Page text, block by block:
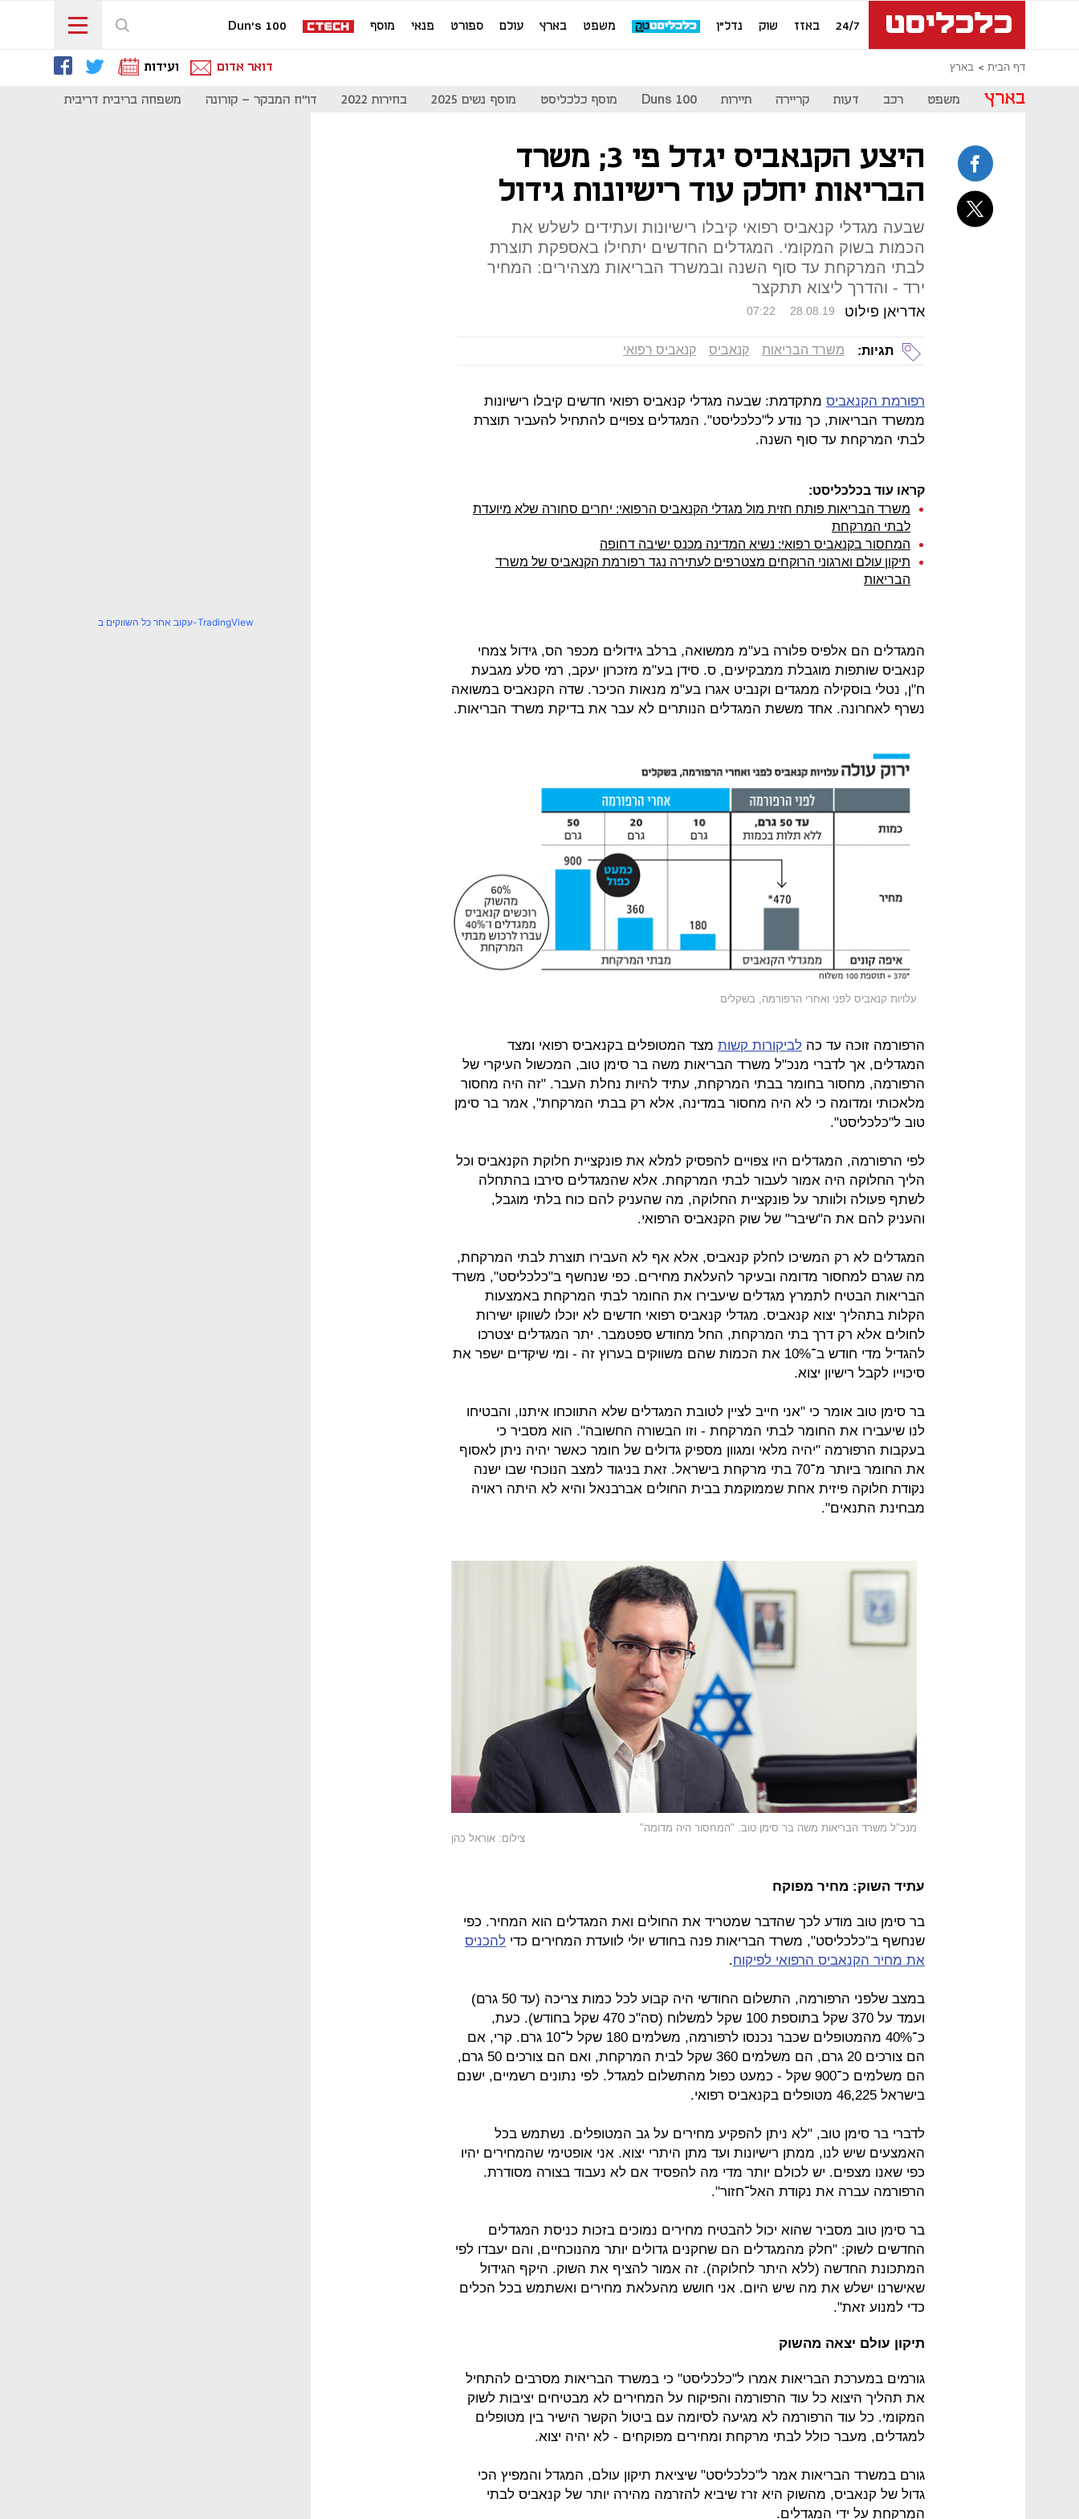
24/7 באזז שוק נדל"ן משפט בארץ עולם ספורט פנאי מוסף Dun's 100
דף הבית בארץ דואר אדום ועידות
בארץ משפט רכב דעות קריירה תיירות Duns 100 מוסף כלכליסט מוסף נשים 2025 בחירות 2022 דו"ח המבקר - קורונה משפחה בריבית דריבית
היצע הקנאביס יגדל פי 3; משרד
הבריאות יחלק עוד רישיונות גידול
שבעה מגדלי קנאביס רפואי קיבלו רישיונות ועתידים לשלש את
הכמות בשוק המקומי. המגדלים החדשים יתחילו באספקת תוצרת
לבתי המרקחת עד סוף השנה ובמשרד הבריאות מצהירים: המחיר
ירד - והדרך ליצוא תתקצר
אדריאן פילוט 07:22 28.08.19
תגיות: משרד הבריאות קנאביס קנאביס רפואי
רפורמת הקנאביס מתקדמת: שבעה מגדלי קנאביס רפואי חדשים קיבלו רישיונות
ממשרד הבריאות, כך נודע ל"כלכליסט". המגדלים צפויים להתחיל להעביר תוצרת
לבתי המרקחת עד סוף השנה.
קראו עוד בכלכליסט:
משרד הבריאות פותח חזית מול מגדלי הקנאביס הרפואי: יחרים סחורה שלא מיועדת
לבתי המרקחת
המחסור בקנאביס רפואי: נשיא המדינה מכנס ישיבה דחופה
תיקון עולם וארגוני הרוקחים מצטרפים לעתירה נגד רפורמת הקנאביס של משרד
הבריאות
המגדלים הם אלפיס פלורה בע"מ ממשואה, ברלב גידולים מכפר הס, גידול צמחי
קנאביס שותפות מוגבלת ממבקיעים, ס. סידן בע"מ מזכרון יעקב, רמי סלע מגבעת
ח"ן, נטלי בוסקילה ממגדים וקנביט אגרו בע"מ מנאות הכיכר. שדה הקנאביס במשואה
נשרף לאחרונה. אחד מששת המגדלים הנותרים לא עבר את בדיקת משרד הבריאות.
עלויות קנאביס לפני ואחרי הרפורמה, בשקלים
הרפורמה זוכה עד כה לביקורות קשות מצד המטופלים בקנאביס רפואי ומצד
המגדלים, אך לדברי מנכ"ל משרד הבריאות משה בר סימן טוב, המכשול העיקרי של
הרפורמה, מחסור בחומר בבתי המרקחת, עתיד להיות נחלת העבר. "זה היה מחסור
מלאכותי ומדומה כי לא היה מחסור במדינה, אלא רק בבתי המרקחת", אמר בר סימן
טוב ל"כלכליסט".
לפי הרפורמה, המגדלים היו צפויים להפסיק למלא את פונקציית חלוקת הקנאביס וכל
הליך החלוקה היה אמור לעבור לבתי המרקחת. אלא שהמגדלים סירבו בהתחלה
לשתף פעולה ולוותר על פונקציית החלוקה, מה שהעניק להם כוח בלתי מוגבל,
והעניק להם את ה"שיבר" של שוק הקנאביס הרפואי.
המגדלים לא רק המשיכו לחלק קנאביס, אלא אף לא העבירו תוצרת לבתי המרקחת,
מה שגרם למחסור מדומה ובעיקר להעלאת מחירים. כפי שנחשף ב"כלכליסט", משרד
הבריאות הבטיח לתמרץ מגדלים שיעבירו את החומר לבתי המרקחת באמצעות
הקלות בתהליך יצוא קנאביס. מגדלי קנאביס רפואי חדשים לא יוכלו לשווקו ישירות
לחולים אלא רק דרך בתי המרקחת, החל מחודש ספטמבר. יתר המגדלים יצטרכו
להגדיל מדי חודש ב־10% את הכמות שהם משווקים בערוץ זה - ומי שיקדים ישפר את
סיכוייו לקבל רישיון יצוא.
בר סימן טוב אומר כי "אני חייב לציין לטובת המגדלים שלא התווכחו איתנו, והבטיחו
לנו שיעבירו את החומר לבתי המרקחת ‑ וזו הבשורה החשובה". הוא מסביר כי
בעקבות הרפורמה "יהיה מלאי ומגוון מספיק גדולים של חומר כאשר יהיה ניתן לאסוף
את החומר ביותר מ־70 בתי מרקחת בישראל. זאת בניגוד למצב הנוכחי שבו ישנה
נקודת חלוקה פיזית אחת שממוקמת בבית החולים אברבנאל והיא לא היתה ראויה
מבחינת התנאים".
מנכ"ל משרד הבריאות משה בר סימן טוב. "המחסור היה מדומה"
צילום: אוראל כהן
עתיד השוק: מחיר מפוקח
בר סימן טוב מודע לכך שהדבר שמטריד את החולים ואת המגדלים הוא המחיר. כפי
שנחשף ב"כלכליסט", משרד הבריאות פנה בחודש יולי לוועדת המחירים כדי להכניס
את מחיר הקנאביס הרפואי לפיקוח.
במצב שלפני הרפורמה, התשלום החודשי היה קבוע לכל כמות צריכה (עד 50 גרם)
ועמד על 370 שקל בתוספת 100 שקל למשלוח (סה"כ 470 שקל בחודש). כעת,
כ־40% מהמטופלים שכבר נכנסו לרפורמה, משלמים 180 שקל ל־10 גרם. קרי, אם
הם צורכים 20 גרם, הם משלמים 360 שקל לבית המרקחת, ואם הם צורכים 50 גרם,
הם משלמים כ־900 שקל ‑ כמעט כפול מהתשלום למגדל. לפי נתונים רשמיים, ישנם
בישראל 46,225 מטופלים בקנאביס רפואי.
לדברי בר סימן טוב, "לא ניתן להפקיע מחירים על גב המטופלים. נשתמש בכל
האמצעים שיש לנו, ממתן רישיונות ועד מתן היתרי יצוא. אני אופטימי שהמחירים יהיו
כפי שאנו מצפים. יש לכולם יותר מדי מה להפסיד אם לא נעבוד בצורה מסודרת.
הרפורמה עברה את נקודת האל־חזור".
בר סימן טוב מסביר שהוא יכול להבטיח מחירים נמוכים בזכות כניסת המגדלים
החדשים לשוק: "חלק מהמגדלים הם שחקנים גדולים יותר מהנוכחיים, והם יעבדו לפי
המתכונת החדשה (ללא היתר לחלוקה). זה אמור להציף את השוק. היקף הגידול
שאישרנו ישלש את מה שיש היום. אני חושש מהעלאת מחירים ואשתמש בכל הכלים
כדי למנוע זאת".
תיקון עולם יצאה מהשוק
גורמים במערכת הבריאות אמרו ל"כלכליסט" כי במשרד הבריאות מסרבים להתחיל
את תהליך היצוא כל עוד הרפורמה והפיקוח על המחירים לא מבטיחים יציבות לשוק
המקומי. כל עוד הרפורמה לא מגיעה לסיומה עם ביטול הקשר הישיר בין מטופלים
למגדלים, מעבר כולל לבתי מרקחת ומחירים מפוקחים ‑ לא יהיה יצוא.
גורם במשרד הבריאות אמר ל"כלכליסט" שיציאת תיקון עולם, המגדל והמפיץ הכי
גדול של קנאביס, מהשוק היא זרז שיביא להזרמה מהירה יותר של קנאביס לבתי
המרקחת על ידי המגדלים.
עקוב אחר כל השווקים ב-TradingView